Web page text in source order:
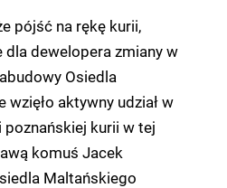
pójść na rękę kurii,
dewelopera zmiany w
Osiedla
aktywny udział w
kurii w tej
komuś Jacek
Maltańskiego